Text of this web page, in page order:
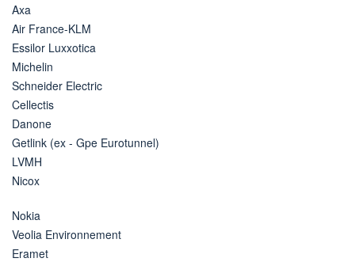
Axa
Air France-KLM
Essilor Luxxotica
Michelin
Schneider Electric
Cellectis
Danone
Getlink (ex - Gpe Eurotunnel)
LVMH
Nicox
Nokia
Veolia Environnement
Eramet